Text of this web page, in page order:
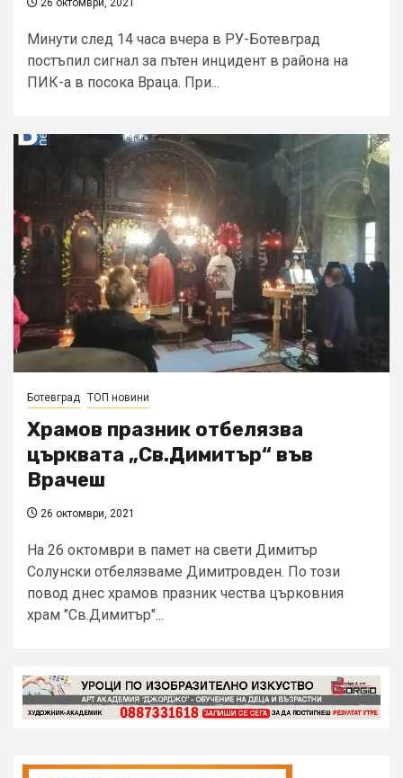
26 октомври, 2021
Минути след 14 часа вчера в РУ-Ботевград
постъпил сигнал за пътен инцидент в района на
ПИК-а в посока Враца. При...
Ботевград ТОП новини
Храмов празник отбелязва
църквата „Св.Димитър“ във
Врачеш
26 октомври, 2021
На 26 октомври в памет на свети Димитър
Солунски отбелязваме Димитровден. По този
повод днес храмов празник чества църковния
храм "Св.Димитър"...